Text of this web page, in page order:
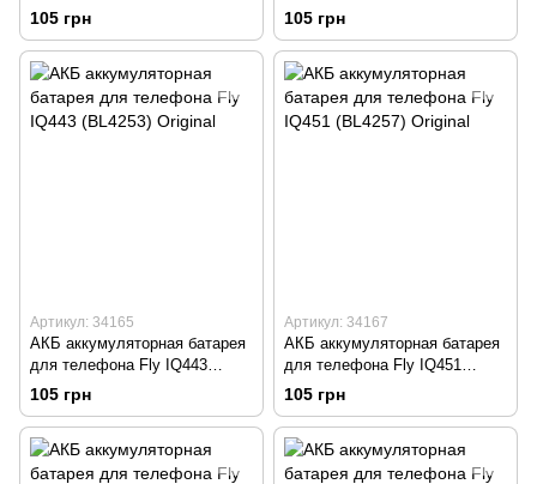
105 грн 105 грн
Артикул: 34165
АКБ аккумуляторная батарея
для телефона Fly IQ443
(BL4253) Original
105 грн
Артикул: 34167
АКБ аккумуляторная батарея
для телефона Fly IQ451
(BL4257) Original
105 грн